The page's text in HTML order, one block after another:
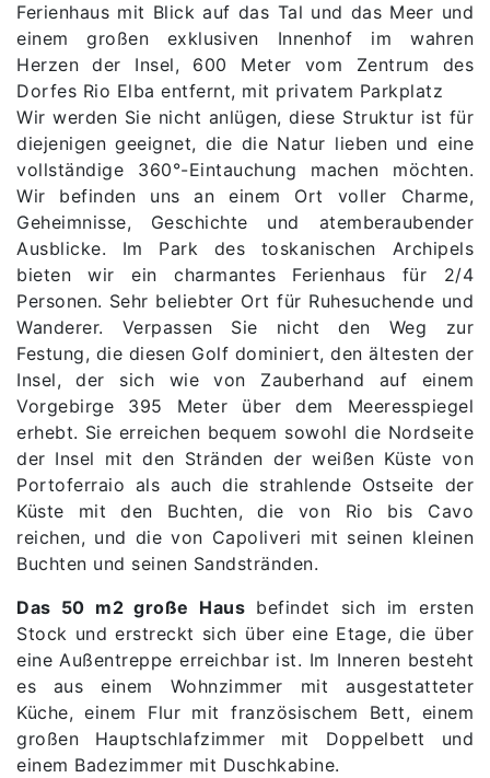
Ferienhaus mit Blick auf das Tal und das Meer und
einem großen exklusiven Innenhof im wahren
Herzen der Insel, 600 Meter vom Zentrum des
Dorfes Rio Elba entfernt, mit privatem Parkplatz
Wir werden Sie nicht anlügen, diese Struktur ist für
diejenigen geeignet, die die Natur lieben und eine
vollständige 360°-Eintauchung machen möchten.
Wir befinden uns an einem Ort voller Charme,
Geheimnisse, Geschichte und atemberaubender
Ausblicke. Im Park des toskanischen Archipels
bieten wir ein charmantes Ferienhaus für 2/4
Personen. Sehr beliebter Ort für Ruhesuchende und
Wanderer. Verpassen Sie nicht den Weg zur
Festung, die diesen Golf dominiert, den ältesten der
Insel, der sich wie von Zauberhand auf einem
Vorgebirge 395 Meter über dem Meeresspiegel
erhebt. Sie erreichen bequem sowohl die Nordseite
der Insel mit den Stränden der weißen Küste von
Portoferraio als auch die strahlende Ostseite der
Küste mit den Buchten, die von Rio bis Cavo
reichen, und die von Capoliveri mit seinen kleinen
Buchten und seinen Sandstränden.
Das 50 m2 große Haus befindet sich im ersten
Stock und erstreckt sich über eine Etage, die über
eine Außentreppe erreichbar ist. Im Inneren besteht
es aus einem Wohnzimmer mit ausgestatteter
Küche, einem Flur mit französischem Bett, einem
großen Hauptschlafzimmer mit Doppelbett und
einem Badezimmer mit Duschkabine.